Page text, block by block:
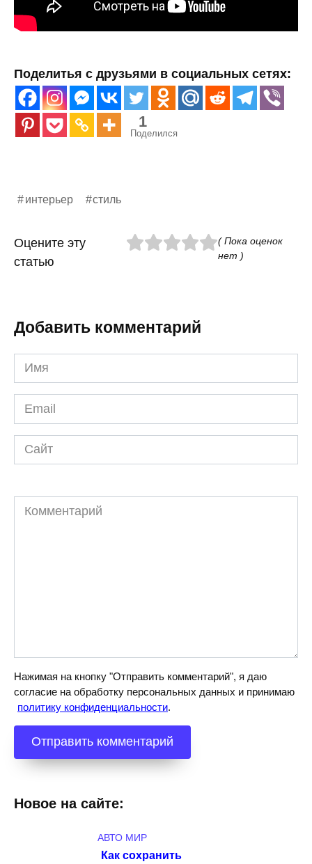
Поделитья с друзьями в социальных сетях:
1
Поделился
интерьер стиль
Оцените эту
статью
( Пока оценок
нет )
Добавить комментарий
Имя
*
Email
*
Сайт
Комментарий
Нажимая на кнопку "Отправить комментарий", я даю
согласие на обработку персональных данных и принимаю
политику конфиденциальности.
Новое на сайте:
АВТО МИР
Как сохранить